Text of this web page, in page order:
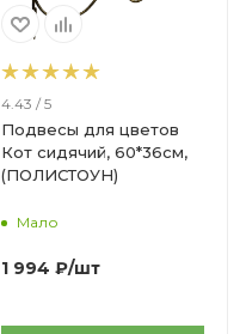
4.43 / 5
Подвесы для цветов
Кот сидячий, 60*36см,
(ПОЛИСТОУН)
Мало
1 994 ₽/шт